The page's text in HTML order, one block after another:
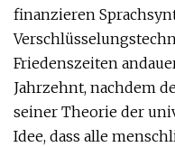
finanzieren
Friedenszeiten
Jahrzehnt, nachdem
seiner Theorie der
Idee, dass alle